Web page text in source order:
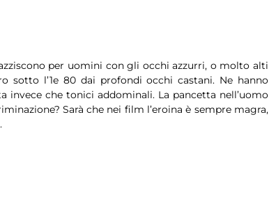
per uomini con gli occhi azzurri, o molto alti
l’1e 80 dai profondi occhi castani. Ne hanno
invece che tonici addominali. La pancetta nell’uomo
Sarà che nei film l’eroina è sempre magra,